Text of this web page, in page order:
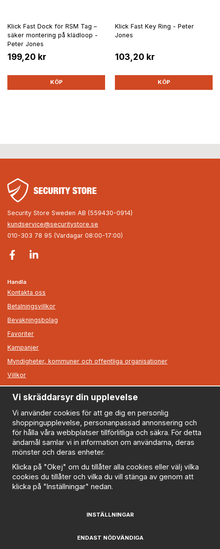
Klick Fast Dock för RSM Tag –
säker montering på klädloop -
Peter Jones
199,20 kr
KÖP
Klick Fast Key Ring - Peter
Jones
103,20 kr
KÖP
Security Store Sweden AB (559430-0914)
kundservice@securitystore.se
010-303 78 95 (Vardagar 08:00-17:00)
Handla
Kontakta oss
Betalningsvillkor
Bevakningsbolag
Favoriter
Kampanjer
Myndigheter, kommuner och offentliga organisationer
Villkor
Information
Om oss
Nyheter
Nyhetsbrev
Logga in
Om cookies
Cookie inställningar
Policy
Vi skräddarsyr din upplevelse
Vi använder cookies för att ge dig en personlig
shoppingupplevelse, personanpassad annonsering och
för hålla våra webbplatser tillförlitliga och säkra. För detta
ändamål samlar vi in information om användarna, deras
mönster och deras enheter.
Klicka på "Okej" om du tillåter alla cookies eller välj vilka
cookies du tillåter och vilka du vill stänga av genom att
klicka på "Inställningar" nedan.
INSTÄLLNINGAR
ENDAST NÖDVÄNDIGA